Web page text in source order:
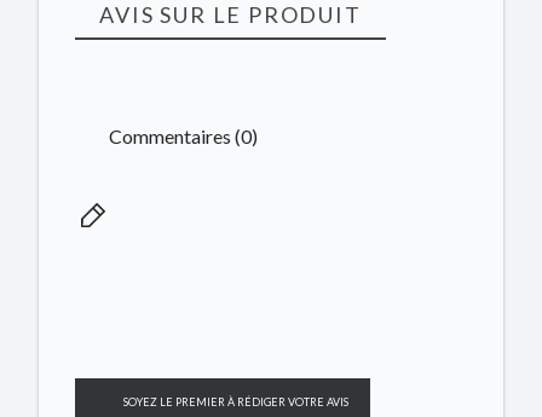
AVIS SUR LE PRODUIT
Commentaires (0)
SOYEZ LE PREMIER À RÉDIGER VOTRE AVIS